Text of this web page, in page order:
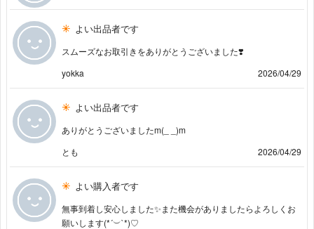
よい出品者です
スムーズなお取引きをありがとうございました❣️
yokka
2026/04/29
よい出品者です
ありがとうございましたm(_ _)m
とも
2026/04/29
よい購入者です
無事到着し安心しました✨また機会がありましたらよろしくお
願いします(*´︶`*)♡